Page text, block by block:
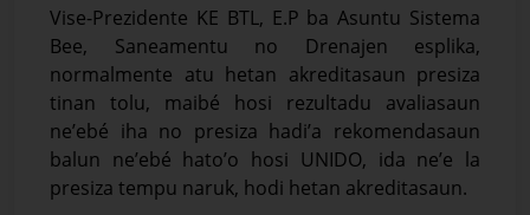
Vise-Prezidente KE BTL, E.P ba Asuntu Sistema
Bee, Saneamentu no Drenajen esplika,
normalmente atu hetan akreditasaun presiza
tinan tolu, maibé hosi rezultadu avaliasaun
ne’ebé iha no presiza hadi’a rekomendasaun
balun ne’ebé hato’o hosi UNIDO, ida ne’e la
presiza tempu naruk, hodi hetan akreditasaun.